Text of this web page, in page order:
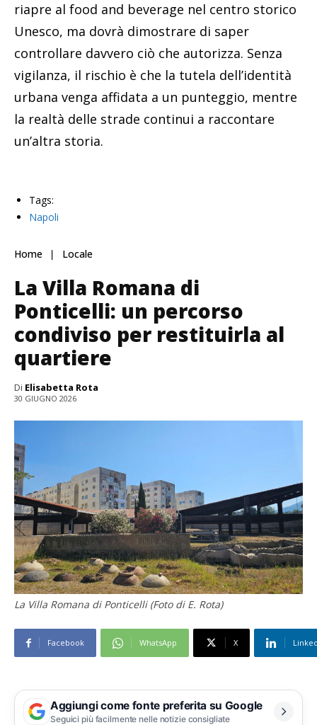
riapre al food and beverage nel centro storico
Unesco, ma dovrà dimostrare di saper
controllare davvero ciò che autorizza. Senza
vigilanza, il rischio è che la tutela dell’identità
urbana venga affidata a un punteggio, mentre
la realtà delle strade continui a raccontare
un’altra storia.
Tags:
Napoli
Home Locale
La Villa Romana di
Ponticelli: un percorso
condiviso per restituirla al
quartiere
Di Elisabetta Rota
30 GIUGNO 2026
La Villa Romana di Ponticelli (Foto di E. Rota)
Facebook WhatsApp X
Aggiungi come fonte preferita su Google
Seguici più facilmente nelle notizie consigliate